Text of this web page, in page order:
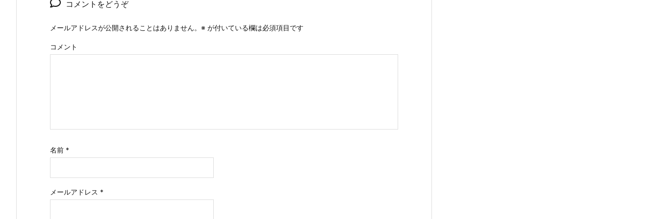
コメントをどうぞ
メールアドレスが公開されることはありません。 ※ が付いている欄は必須項目です
コメント
名前 *
メールアドレス *